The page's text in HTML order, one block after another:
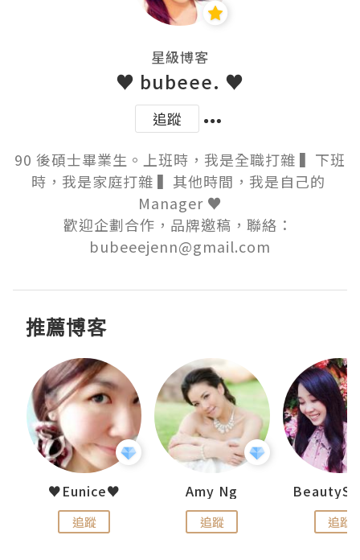
星級博客
♥ bubeee. ♥
追蹤
90 後碩士畢業生。上班時，我是全職打雜 ▍下班
時，我是家庭打雜 ▍其他時間，我是自己的
Manager ♥
歡迎企劃合作，品牌邀稿，聯絡：
bubeeejenn@gmail.com
推薦博客
♥Eunice♥
追蹤
Amy Ng
追蹤 追蹤